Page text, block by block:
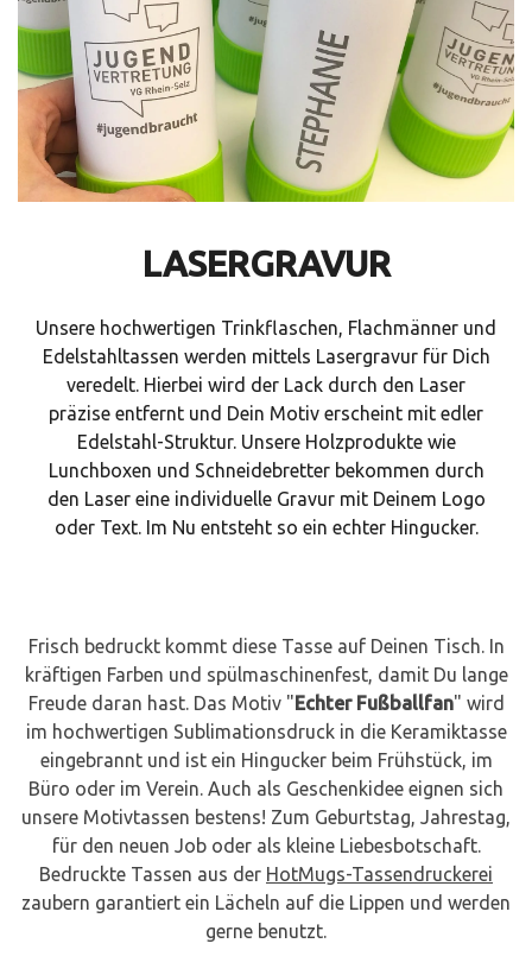
LASERGRAVUR
Unsere hochwertigen Trinkflaschen, Flachmänner und
Edelstahltassen werden mittels Lasergravur für Dich
veredelt. Hierbei wird der Lack durch den Laser
präzise entfernt und Dein Motiv erscheint mit edler
Edelstahl-Struktur. Unsere Holzprodukte wie
Lunchboxen und Schneidebretter bekommen durch
den Laser eine individuelle Gravur mit Deinem Logo
oder Text. Im Nu entsteht so ein echter Hingucker.
Frisch bedruckt kommt diese Tasse auf Deinen Tisch. In
kräftigen Farben und spülmaschinenfest, damit Du lange
Freude daran hast. Das Motiv " Echter Fußballfan" wird
im hochwertigen Sublimationsdruck in die Keramiktasse
eingebrannt und ist ein Hingucker beim Frühstück, im
Büro oder im Verein. Auch als Geschenkidee eignen sich
unsere Motivtassen bestens! Zum Geburtstag, Jahrestag,
für den neuen Job oder als kleine Liebesbotschaft.
Bedruckte Tassen aus der HotMugs-Tassendruckerei
zaubern garantiert ein Lächeln auf die Lippen und werden
gerne benutzt.